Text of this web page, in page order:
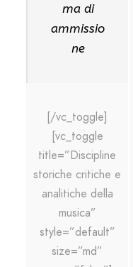
ma di
ammissio
ne
[/vc_toggle]
[vc_toggle
title=”Discipline
storiche critiche e
analitiche della
musica”
style=”default”
size=”md”